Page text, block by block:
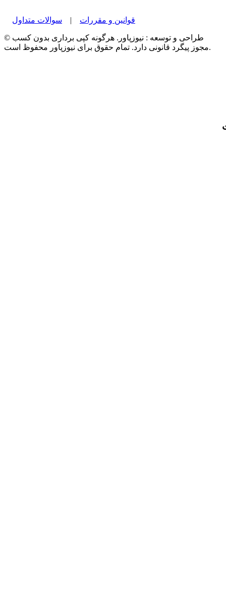
قوانین و مقررات | سوالات متداول
© طراحی و توسعه : نیوزپاور. هرگونه کپی برداری بدون کسب
مجوز پیگرد قانونی دارد. تمام حقوق برای نیوزپاور محفوظ است.